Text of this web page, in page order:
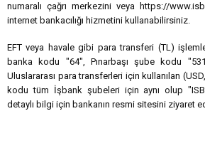
numaralı çağrı merkezini veya https://
internet bankacılığı hizmetini kullanabilirsiniz.
EFT veya havale gibi para transferi (TL)
banka kodu "64", Pınarbaşı şube kodu
Uluslararası para transferleri için kullanılan
kodu tüm İşbank şubeleri için aynı olup
detaylı bilgi için bankanın resmi sitesini ziyaret